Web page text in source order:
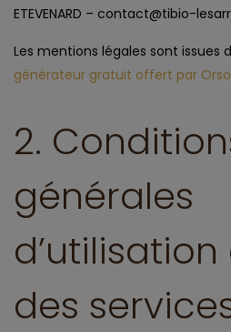
ETEVENARD – contact@tibio-
Les mentions légales sont issues
générateur gratuit offert par
2.
générales
des